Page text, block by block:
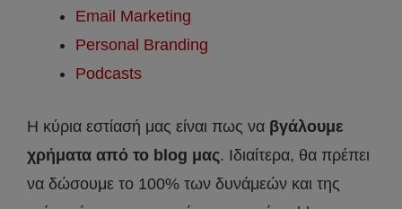
Email Marketing
Personal Branding
Podcasts
Η κύρια εστίασή μας είναι πως να βγάλουμε
χρήματα από το blog μας. Ιδιαίτερα, θα πρέπει
να δώσουμε το 100% των δυνάμεών και της